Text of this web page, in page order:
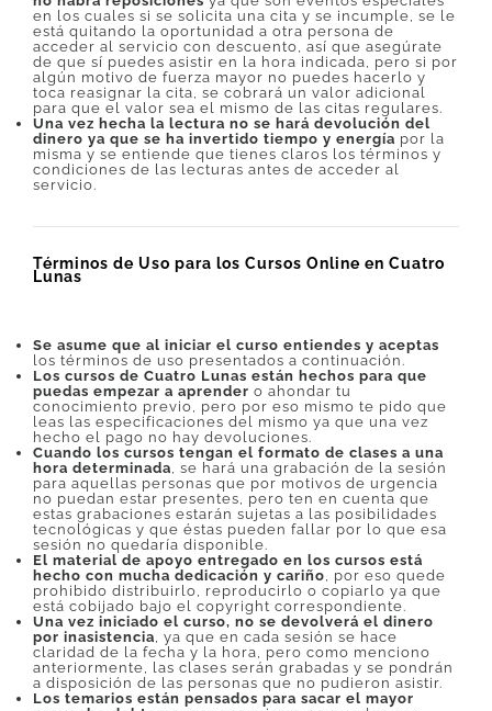
en los cuales si se solicita una cita y se incumple, se le
está quitando la oportunidad a otra persona de
acceder al servicio con descuento, así que asegúrate
de que sí puedes asistir en la hora indicada, pero si por
algún motivo de fuerza mayor no puedes hacerlo y
toca reasignar la cita, se cobrará un valor adicional
para que el valor sea el mismo de las citas regulares.
Una vez hecha la lectura no se hará devolución del
dinero ya que se ha invertido tiempo y energía por la
misma y se entiende que tienes claros los términos y
condiciones de las lecturas antes de acceder al
servicio.
Términos de Uso para los Cursos Online en Cuatro
Lunas
Se asume que al iniciar el curso entiendes y aceptas
los términos de uso presentados a continuación.
Los cursos de Cuatro Lunas están hechos para que
puedas empezar a aprender o ahondar tu
conocimiento previo, pero por eso mismo te pido que
leas las especificaciones del mismo ya que una vez
hecho el pago no hay devoluciones.
Cuando los cursos tengan el formato de clases a una
hora determinada, se hará una grabación de la sesión
para aquellas personas que por motivos de urgencia
no puedan estar presentes, pero ten en cuenta que
estas grabaciones estarán sujetas a las posibilidades
tecnológicas y que éstas pueden fallar por lo que esa
sesión no quedaría disponible.
El material de apoyo entregado en los cursos está
hecho con mucha dedicación y cariño, por eso quede
prohibido distribuirlo, reproducirlo o copiarlo ya que
está cobijado bajo el copyright correspondiente.
Una vez iniciado el curso, no se devolverá el dinero
por inasistencia, ya que en cada sesión se hace
claridad de la fecha y la hora, pero como menciono
anteriormente, las clases serán grabadas y se pondrán
a disposición de las personas que no pudieron asistir.
Los temarios están pensados para sacar el mayor